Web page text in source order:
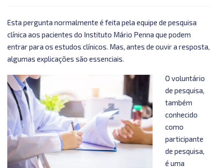
Esta pergunta normalmente é feita pela equipe de pesquisa
clínica aos pacientes do Instituto Mário Penna que podem
entrar para os estudos clínicos. Mas, antes de ouvir a resposta,
algumas explicações são essenciais.
O voluntário
de pesquisa,
também
conhecido
como
participante
de pesquisa,
é uma